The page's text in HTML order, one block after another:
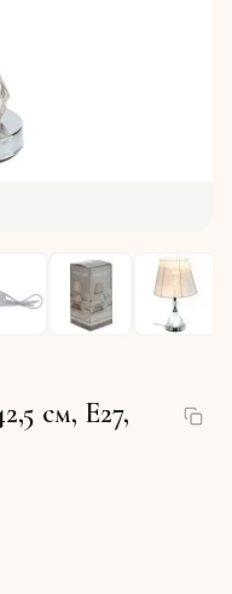
см, Е27,